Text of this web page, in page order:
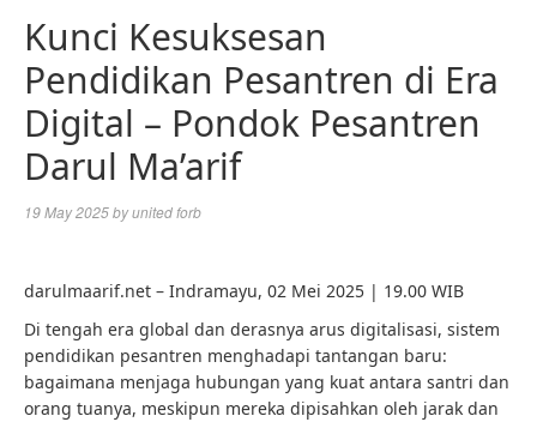
Kunci Kesuksesan
Pendidikan Pesantren di Era
Digital – Pondok Pesantren
Darul Ma’arif
19 May 2025byunited forb
darulmaarif.net – Indramayu, 02 Mei 2025 | 19.00 WIB
Di tengah era global dan derasnya arus digitalisasi, sistem
pendidikan pesantren menghadapi tantangan baru:
bagaimana menjaga hubungan yang kuat antara santri dan
orang tuanya, meskipun mereka dipisahkan oleh jarak dan